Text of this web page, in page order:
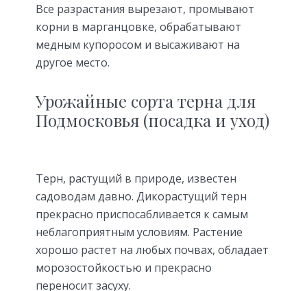
Все разрастания вырезают, промывают
корни в марганцовке, обрабатывают
медным купоросом и высаживают на
другое место.
Урожайные сорта терна для
Подмосковья (посадка и уход)
Терн, растущий в природе, известен
садоводам давно. Дикорастущий терн
прекрасно приспосабливается к самым
неблагоприятным условиям. Растение
хорошо растет на любых почвах, обладает
морозостойкостью и прекрасно
переносит засуху.